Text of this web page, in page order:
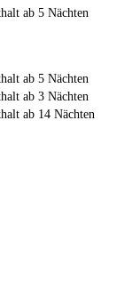
ab 5 Nächten
ab 5 Nächten
ab 3 Nächten
ab 14 Nächten